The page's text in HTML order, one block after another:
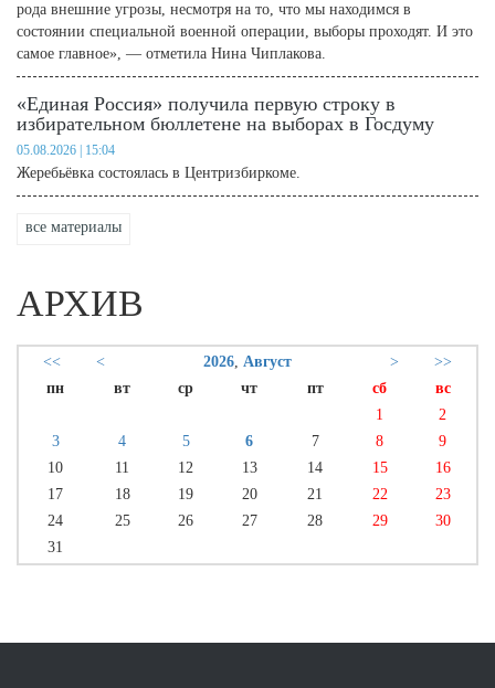
рода внешние угрозы, несмотря на то, что мы находимся в
состоянии специальной военной операции, выборы проходят. И это
самое главное», — отметила Нина Чиплакова.
«Единая Россия» получила первую строку в
избирательном бюллетене на выборах в Госдуму
05.08.2026 | 15:04
Жеребьёвка состоялась в Центризбиркоме.
все материалы
АРХИВ
<< < 2026, Август >
>>
пн
вт ср чт пт сб
вс
1
2
3
4 5 6 7 8
9
10
11 12 13 14 15
16
17
18 19 20 21 22
23
24
25 26 27 28 29
30
31